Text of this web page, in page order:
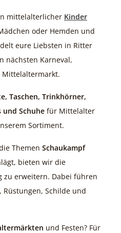
mittelalterlicher Kinder
oder Hemden und
eure Liebsten in Ritter
nächsten Karneval,
Mittelaltermarkt.
Taschen, Trinkhörner,
und Schuhe für Mittelalter
Sortiment.
Themen Schaukampf
bieten wir die
zu erweitern. Dabei führen
Rüstungen, Schilde und
und Festen? Für